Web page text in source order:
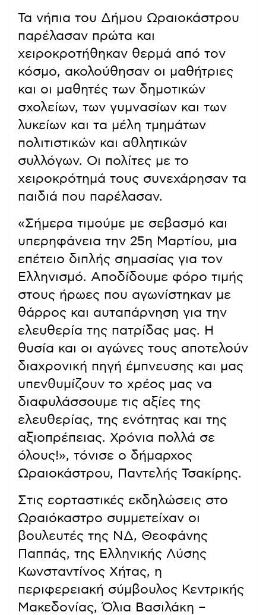
Τα νήπια του Δήμου Ωραιοκάστρου
παρέλασαν πρώτα και
χειροκροτήθηκαν θερμά από τον
κόσμο, ακολούθησαν οι μαθήτριες
και οι μαθητές των δημοτικών
σχολείων, των γυμνασίων και των
λυκείων και τα μέλη τμημάτων
πολιτιστικών και αθλητικών
συλλόγων. Οι πολίτες με το
χειροκρότημά τους συνεχάρησαν τα
παιδιά που παρέλασαν.
«Σήμερα τιμούμε με σεβασμό και
υπερηφάνεια την 25η Μαρτίου, μια
επέτειο διπλής σημασίας για τον
Ελληνισμό. Αποδίδουμε φόρο τιμής
στους ήρωες που αγωνίστηκαν με
θάρρος και αυταπάρνηση για την
ελευθερία της πατρίδας μας. Η
θυσία και οι αγώνες τους αποτελούν
διαχρονική πηγή έμπνευσης και μας
υπενθυμίζουν το χρέος μας να
διαφυλάσσουμε τις αξίες της
ελευθερίας, της ενότητας και της
αξιοπρέπειας. Χρόνια πολλά σε
όλους!», τόνισε ο δήμαρχος
Ωραιοκάστρου, Παντελής Τσακίρης.
Στις εορταστικές εκδηλώσεις στο
Ωραιόκαστρο συμμετείχαν οι
βουλευτές της ΝΔ, Θεοφάνης
Παππάς, της Ελληνικής Λύσης
Κωνσταντίνος Χήτας, η
περιφερειακή σύμβουλος Κεντρικής
Μακεδονίας, Όλια Βασιλάκη –